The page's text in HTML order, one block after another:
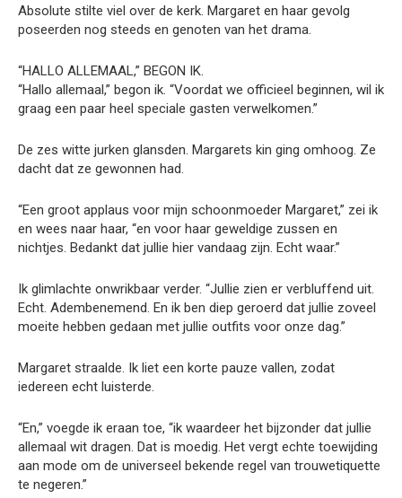
Absolute stilte viel over de kerk. Margaret en haar gevolg
poseerden nog steeds en genoten van het drama.
“HALLO ALLEMAAL,” BEGON IK.
“Hallo allemaal,” begon ik. “Voordat we officieel beginnen, wil ik
graag een paar heel speciale gasten verwelkomen.”
De zes witte jurken glansden. Margarets kin ging omhoog. Ze
dacht dat ze gewonnen had.
“Een groot applaus voor mijn schoonmoeder Margaret,” zei ik
en wees naar haar, “en voor haar geweldige zussen en
nichtjes. Bedankt dat jullie hier vandaag zijn. Echt waar.”
Ik glimlachte onwrikbaar verder. “Jullie zien er verbluffend uit.
Echt. Adembenemend. En ik ben diep geroerd dat jullie zoveel
moeite hebben gedaan met jullie outfits voor onze dag.”
Margaret straalde. Ik liet een korte pauze vallen, zodat
iedereen echt luisterde.
“En,” voegde ik eraan toe, “ik waardeer het bijzonder dat jullie
allemaal wit dragen. Dat is moedig. Het vergt echte toewijding
aan mode om de universeel bekende regel van trouwetiquette
te negeren.”